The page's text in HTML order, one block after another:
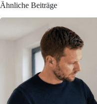
Ähnliche Beiträge